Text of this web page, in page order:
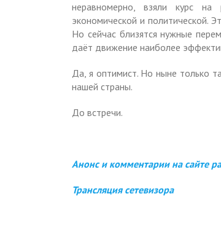
неравномерно, взяли курс на
экономической и политической.
Но сейчас близятся нужные
даёт движение наиболее
Да, я оптимист. Но ныне только
нашей страны.
До встречи.
Анонс и комментарии на сайте
Трансляция сетевизора